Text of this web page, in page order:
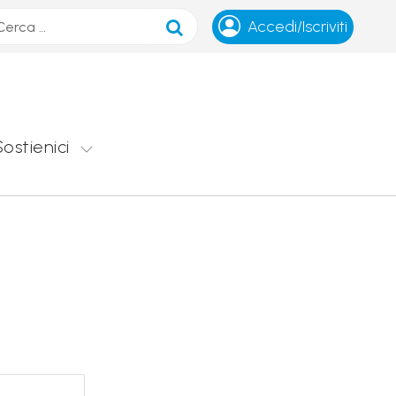
Accedi/Iscriviti